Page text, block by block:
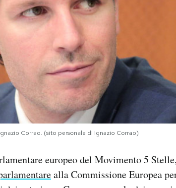
Corrao. (sito personale di Ignazio Corrao)
europeo del Movimento 5 Stelle,
alla Commissione Europea